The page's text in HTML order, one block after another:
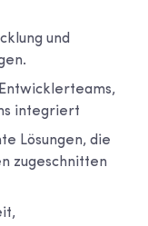
und
integriert
Lösungen, die
zugeschnitten